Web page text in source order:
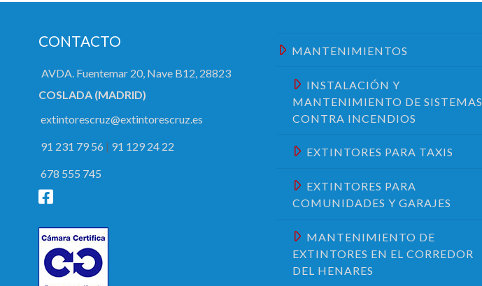
CONTACTO
AVDA. Fuentemar 20, Nave B12, 28823
COSLADA (MADRID)
extintorescruz@extintorescruz.es
91 231 79 56 | 91 129 24 22
678 555 745
MANTENIMIENTOS
INSTALACIÓN Y
MANTENIMIENTO DE SISTEMAS
CONTRA INCENDIOS
EXTINTORES PARA TAXIS
EXTINTORES PARA
COMUNIDADES Y GARAJES
MANTENIMIENTO DE
EXTINTORES EN EL CORREDOR
DEL HENARES